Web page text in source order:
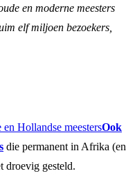
en moderne meesters
elf miljoen bezoekers,
Ook
die permanent in Afrika (en
droevig gesteld.